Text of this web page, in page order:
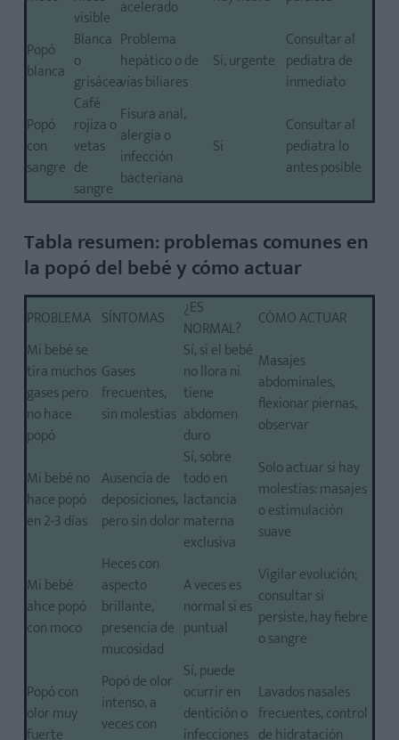
visible acelerado
Popó
blanca
Blanca
o
grisácea
Problema
hepático o de
vías biliares
Sí, urgente
Consultar al
pediatra de
inmediato
Popó
con
sangre
Café
rojiza o
vetas
de
sangre
Fisura anal,
alergia o
infección
bacteriana
Sí
Consultar al
pediatra lo
antes posible
Tabla resumen: problemas comunes en
la popó del bebé y cómo actuar
PROBLEMA SÍNTOMAS
¿ES
NORMAL?
CÓMO ACTUAR
Mi bebé se
tira muchos
gases pero
no hace
popó
Gases
frecuentes,
sin molestias
Sí, si el bebé
no llora ni
tiene
abdomen
duro
Masajes
abdominales,
flexionar piernas,
observar
Mi bebé no
hace popó
en 2-3 días
Ausencia de
deposiciones,
pero sin dolor
Sí, sobre
todo en
lactancia
materna
exclusiva
Solo actuar si hay
molestias: masajes
o estimulación
suave
Mi bebé
ahce popó
con moco
Heces con
aspecto
brillante,
presencia de
mucosidad
A veces es
normal si es
puntual
Vigilar evolución;
consultar si
persiste, hay fiebre
o sangre
Popó con
olor muy
fuerte
Popó de olor
intenso, a
veces con
Sí, puede
ocurrir en
dentición o
infecciones
Lavados nasales
frecuentes, control
de hidratación